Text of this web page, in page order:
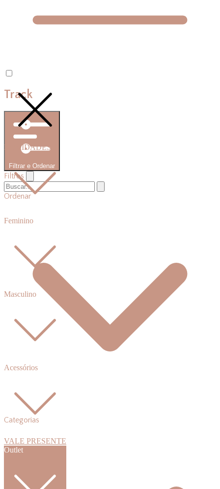
NOVIDADES
Feminino
Masculino
Acessórios
VALE PRESENTE
Outlet
Track
Filtrar e Ordenar
Filtros
Ordenar
Categorias